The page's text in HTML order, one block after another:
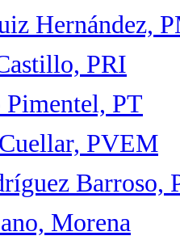
Hernández,
PRI
PT
PVEM
Barroso,
Morena